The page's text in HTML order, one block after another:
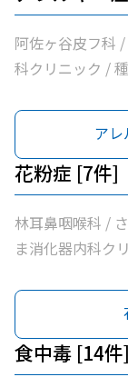
成宗診療所 / 今
療法人社団成東
すだクリニック
阿佐ヶ谷皮フ科
科クリニック /
キ皮膚科クリニッ
ア
花粉症 [7件]
林耳鼻咽喉科 /
ま消化器内科ク
蘭松医院
食中毒 [14件]